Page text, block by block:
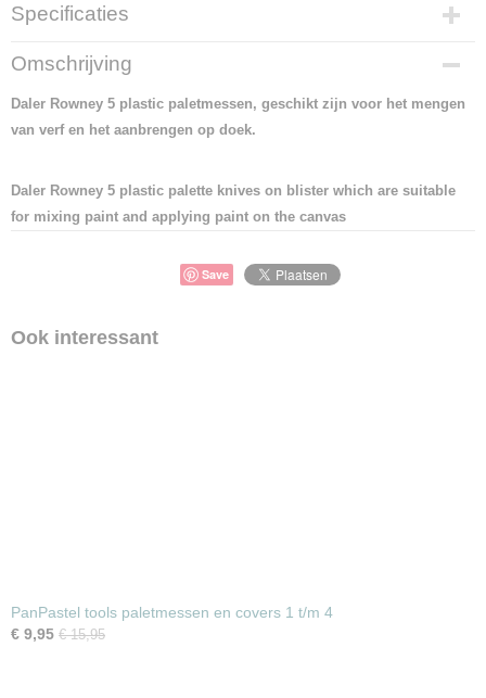
Specificaties
Netto gewicht
0,80 Kg
Bruto gewicht
0,80 Kg
Omschrijving
Daler Rowney 5 plastic paletmessen, geschikt zijn voor het mengen
van verf en het aanbrengen op doek.
Daler Rowney 5 plastic palette knives on blister which are suitable
for mixing paint and applying paint on the canvas
Save
Ook interessant
PanPastel tools paletmessen en covers 1 t/m 4
€ 9,95 € 15,95